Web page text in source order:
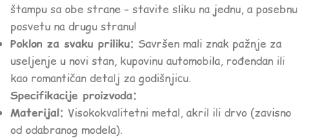
štampu sa obe strane – stavite sliku na jednu, a posebnu
posvetu na drugu stranu!
Poklon za svaku priliku: Savršen mali znak pažnje za
useljenje u novi stan, kupovinu automobila, rođendan ili
kao romantičan detalj za godišnjicu.
Specifikacije proizvoda:
Materijal: Visokokvalitetni metal, akril ili drvo (zavisno
od odabranog modela).